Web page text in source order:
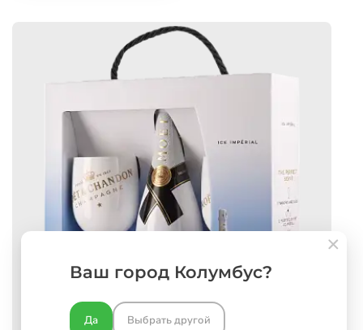
Ваш город Колумбус?
Да Выбрать другой